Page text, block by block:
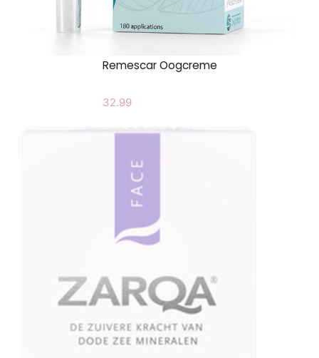
Remescar Oogcreme
32.99